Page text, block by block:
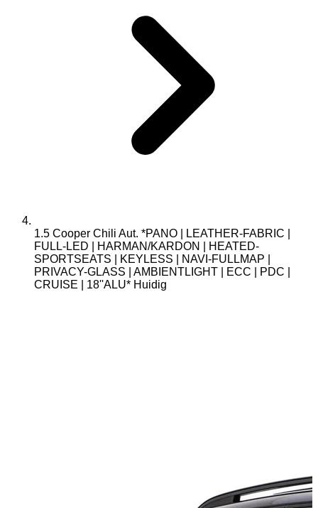
1.5 Cooper Chili Aut. *PANO | LEATHER-FABRIC |
FULL-LED | HARMAN/KARDON | HEATED-
SPORTSEATS | KEYLESS | NAVI-FULLMAP |
PRIVACY-GLASS | AMBIENTLIGHT | ECC | PDC |
CRUISE | 18''ALU* Huidig